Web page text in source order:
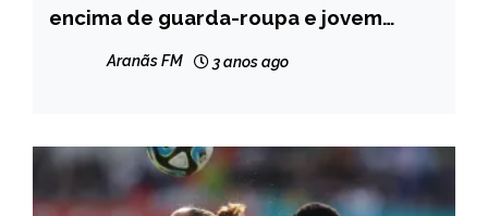
MINAS
encima de guarda-roupa e jovem
Aranãs FM 3 anos ago